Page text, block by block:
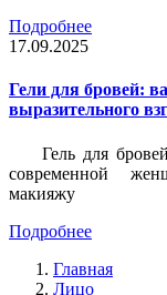
Подробнее
17.09.2025
Гели для бровей:
выразительного
Гель для
современной
макияжу
Подробнее
Главная
Лицо